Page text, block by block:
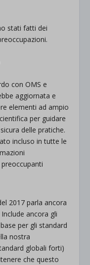
stati fatti dei
con OMS e
aggiornata e
elementi ad ampio
per guidare
delle pratiche.
incluso in tutte le
2017 parla ancora
ancora gli
per gli standard
nostra
globali forti)
che questo